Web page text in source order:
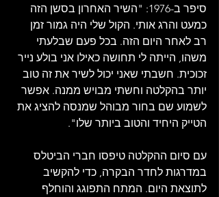
סיפר ב-1976: "השיר האחרון בסשן הזה
כמעט והרג אותי. הקול שלי היה גמור זמן
רב לאחר היום הזה. בכל פעם שבלעתי
משהו, הייתה לי תחושה כאילו אני בולע נייר
זכוכית. חשבתי שאני יכול לשיר את זה טוב
יותר בהקלטה וחשתי מבויש ממנה. אפשר
לשמוע שם בחור מבוהל שמנסה להציג את
הטייק היחיד והטוב ביותר שלו".
עם סיום ההקלטה טיפסו חברי הביטלס
במדרגות לחדר הבקרה, כדי להקשיב
לתוצאת היום. המתח התפוגג והוחלף